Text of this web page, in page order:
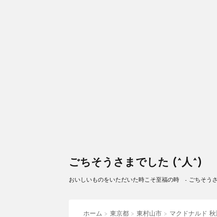
ごちそうさまでした (^人^)
おいしいものをいただいた時こそ至福の時 - ごちそう
ホーム > 東京都 > 東村山市 > マクドナルド 秋